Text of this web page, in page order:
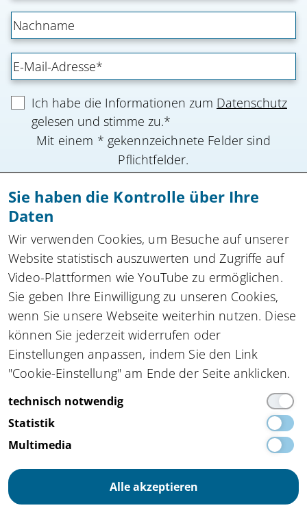
Ich habe die Informationen zum Datenschutz
gelesen und stimme zu.*
Mit einem * gekennzeichnete Felder sind
Pflichtfelder.
Anmeldung absenden
Zu allen Newslettern
Kompetenznetzwerk automatisierte und
vernetzte Mobilitätinnocam.NRW
Steinbachstraße 7, 52074 Aachen
Tel.+49 162 4861673,info(at)innocam.nrw
Gefördert vom:
Impressum
Sie haben die Kontrolle über Ihre
Daten
Wir verwenden Cookies, um Besuche auf unserer
Website statistisch auszuwerten und Zugriffe auf
Video-Plattformen wie YouTube zu ermöglichen.
Sie geben Ihre Einwilligung zu unseren Cookies,
wenn Sie unsere Webseite weiterhin nutzen. Diese
können Sie jederzeit widerrufen oder
Einstellungen anpassen, indem Sie den Link
"Cookie-Einstellung" am Ende der Seite anklicken.
technisch notwendig
Statistik
Multimedia
Alle akzeptieren